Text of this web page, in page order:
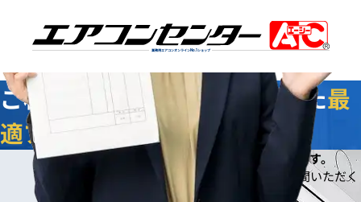
業務用エアコンオンラインNo.1ショップ
ご相談 無料 ！お客様に合わせた最
適プラン
をご提案します
今なら ※お見積りをご提出いたします。
※ご依頼の規模によりご案内までお時間いただく
場合もございます。